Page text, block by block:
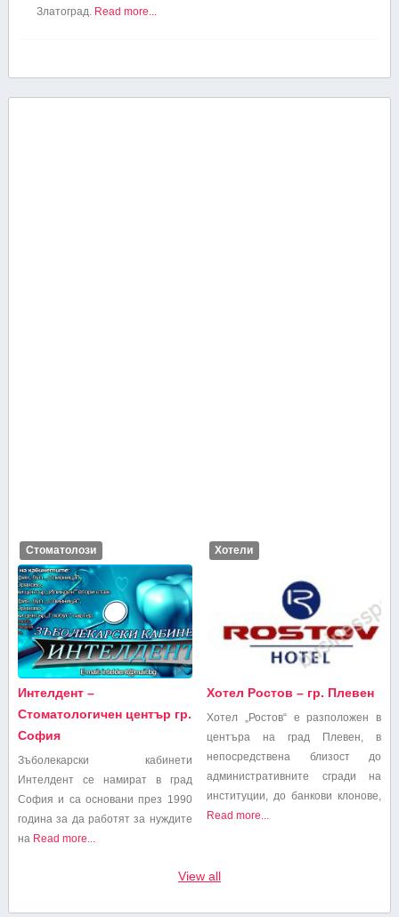
Златоград. Read more...
Стоматолози
Интелдент –
Стоматологичен център гр.
София
Зъболекарски кабинети
Интелдент се намират в град
София и са основани през 1990
година за да работят за нуждите
на Read more...
Хотели
Хотел Ростов – гр. Плевен
Хотел „Ростов“ е разположен в
центъра на град Плевен, в
непосредствена близост до
административните сгради на
институции, до банкови клонове,
Read more...
View all